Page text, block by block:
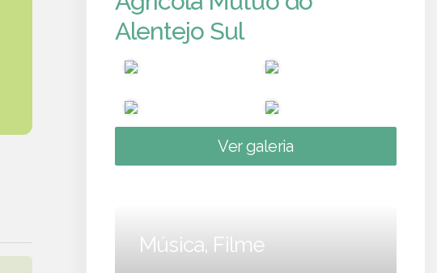
Alentejo Sul
Ver galeria
Música, Filme